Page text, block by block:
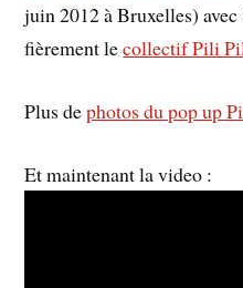
juin 2012 à Bruxelles)
fièrement lecollectif Pili
Plus dephotos du pop up
Et maintenant la video :